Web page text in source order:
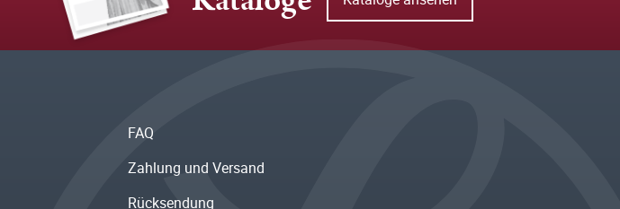
FAQ
Zahlung und Versand
Rücksendung